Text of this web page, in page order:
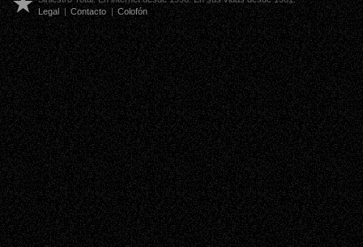
Legal | Contacto | Colofón